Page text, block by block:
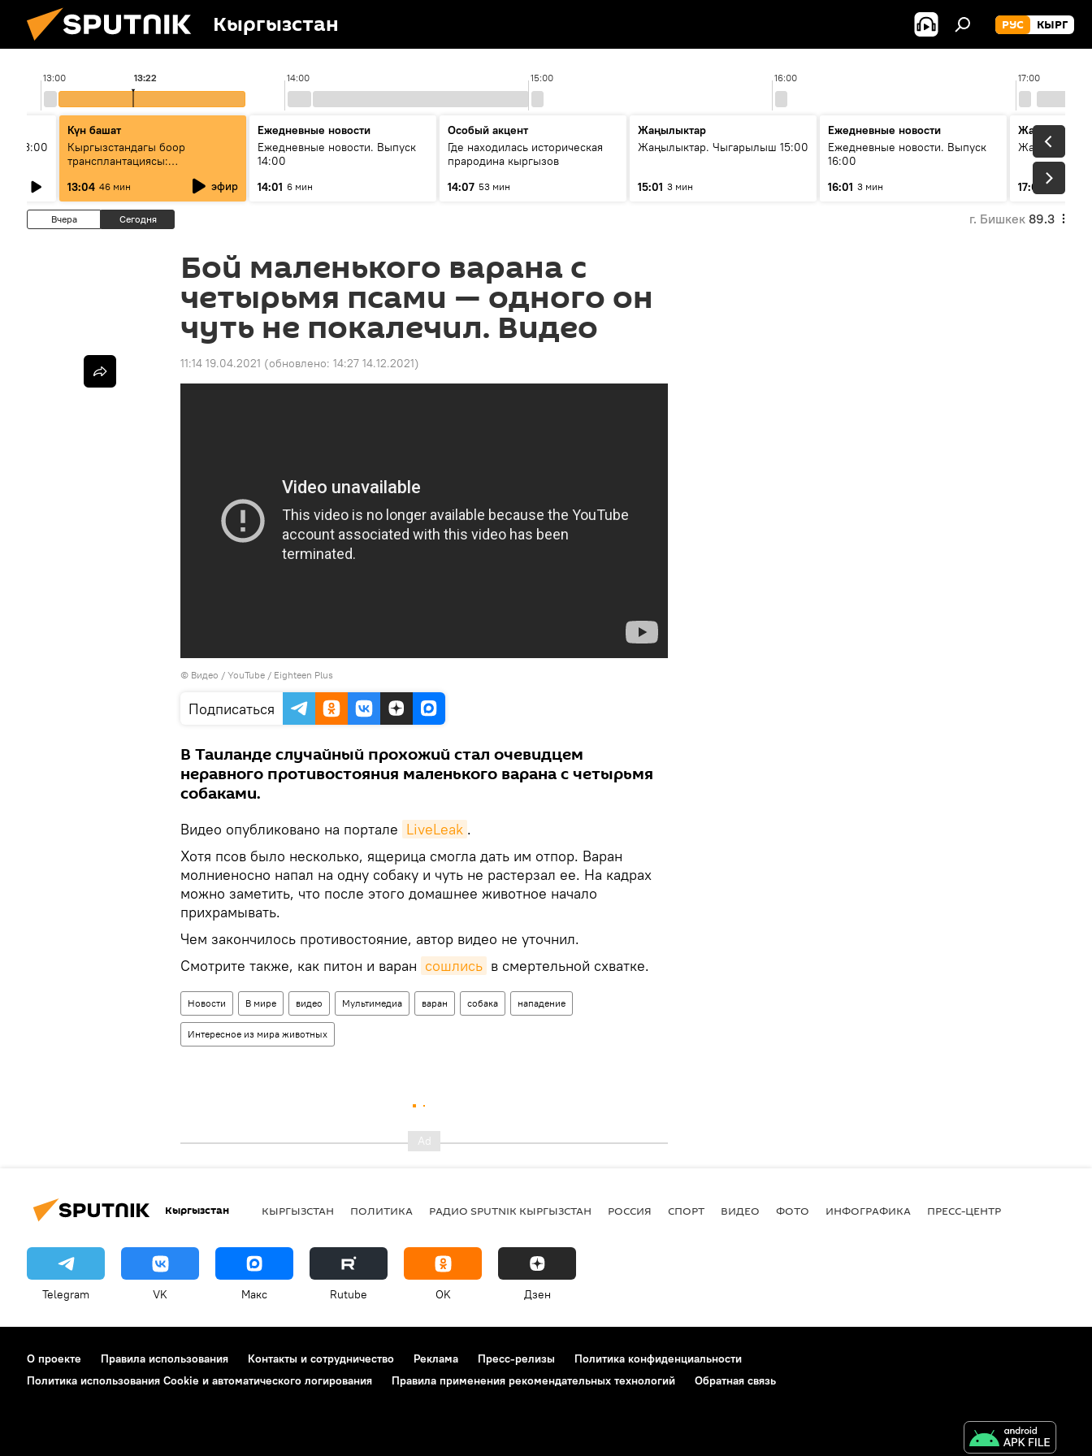
Кыргызстан РУС КЫРГ
13:00 14:00 15:00 16:00 17:00
13:22
13:00
Күн башат
Кыргызстандагы боор
трансплантациясы:
жетишкендиктер жана өнүгүү
келечеги
13:04 46 мин эфир
Ежедневные новости
Ежедневные новости. Выпуск
14:00
14:01 6 мин
Особый акцент
Где находилась историческая
прародина кыргызов
14:07 53 мин
Жаңылыктар
Жаңылыктар. Чыгарылыш 15:00
15:01 3 мин
Ежедневные новости
Ежедневные новости. Выпуск
16:00
16:01 3 мин
Жаңылыктар
17:01 3 мин
Вчера Сегодня г. Бишкек 89.3
Бой маленького варана с
четырьмя псами — одного он
чуть не покалечил. Видео
11:14 19.04.2021 (обновлено: 14:27 14.12.2021)
© Видео / YouTube / Eighteen Plus
Подписаться
В Таиланде случайный прохожий стал очевидцем
неравного противостояния маленького варана с четырьмя
собаками.
Видео опубликовано на портале LiveLeak .
Хотя псов было несколько, ящерица смогла дать им отпор. Варан
молниеносно напал на одну собаку и чуть не растерзал ее. На кадрах
можно заметить, что после этого домашнее животное начало
прихрамывать.
Чем закончилось противостояние, автор видео не уточнил.
Смотрите также, как питон и варан сошлись в смертельной схватке.
Новости В мире видео Мультимедиа варан собака нападение
Интересное из мира животных
Кыргызстан КЫРГЫЗСТАН ПОЛИТИКА РАДИО SPUTNIK КЫРГЫЗСТАН РОССИЯ СПОРТ ВИДЕО ФОТО ИНФОГРАФИКА ПРЕСС-ЦЕНТР
Telegram VK Макс Rutube OK Дзен
О проекте Правила использования Контакты и сотрудничество Реклама Пресс-релизы
Политика конфиденциальности
Политика использования Cookie и автоматического логирования
Правила применения рекомендательных технологий Обратная связь